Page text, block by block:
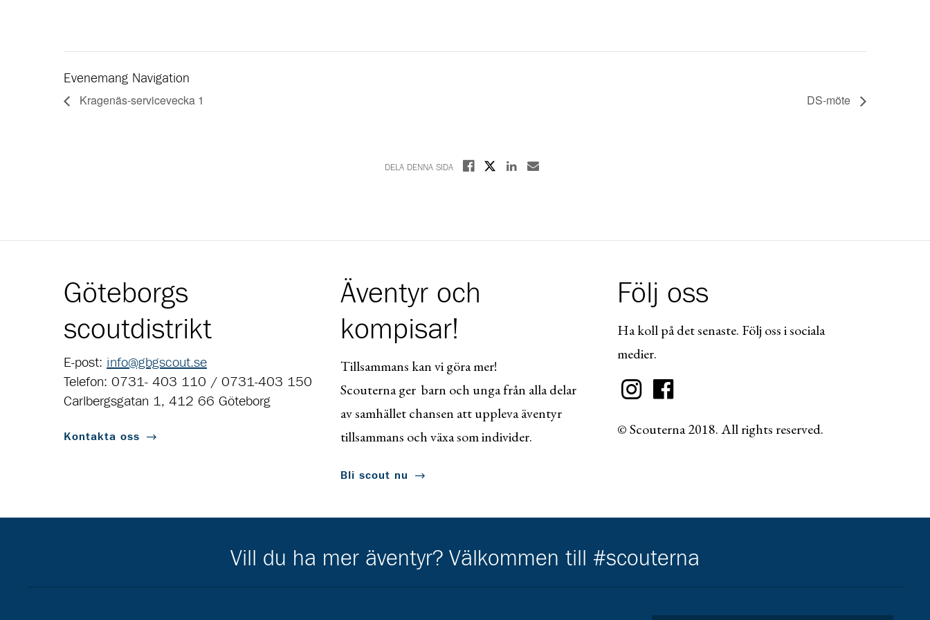
Evenemang Navigation
Kragenäs-servicevecka 1 DS-möte
DELA DENNA SIDA Dela på Facebook
Dela på XDela på Linkedin
Dela med E-post
Göteborgs
scoutdistrikt
E-post: info@gbgscout.se
Telefon: 0731- 403 110 / 0731-403 150
Carlbergsgatan 1, 412 66 Göteborg
Kontakta oss
Äventyr och
kompisar!
Tillsammans kan vi göra mer!
Scouterna ger barn och unga från alla delar
av samhället chansen att uppleva äventyr
tillsammans och växa som individer.
Bli scout nu
Följ oss
Ha koll på det senaste. Följ oss i sociala
medier.
© Scouterna 2018. All rights reserved.
Vill du ha mer äventyr? Välkommen till #scouterna